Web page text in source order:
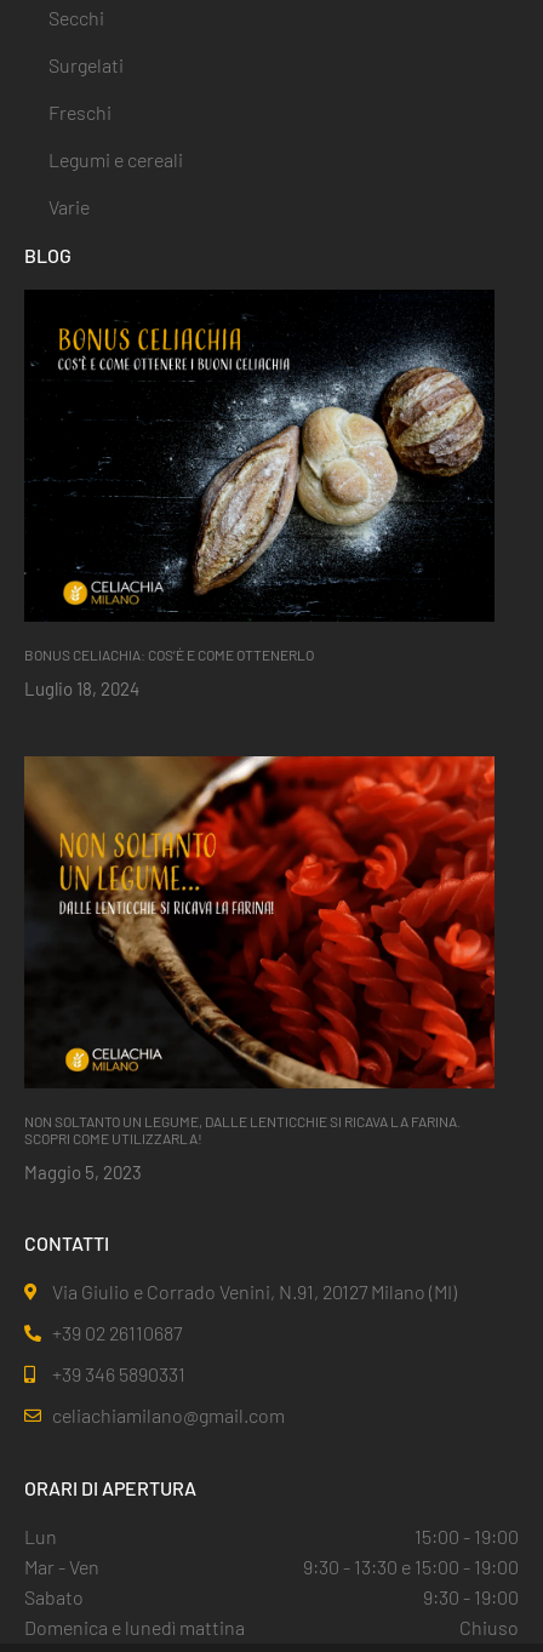
Secchi
Surgelati
Freschi
Legumi e cereali
Varie
BLOG
BONUS CELIACHIA: COS’È E COME OTTENERLO
Luglio 18, 2024
NON SOLTANTO UN LEGUME, DALLE LENTICCHIE SI RICAVA LA FARINA.
SCOPRI COME UTILIZZARLA!
Maggio 5, 2023
CONTATTI
Via Giulio e Corrado Venini, N.91, 20127 Milano (MI)
+39 02 26110687
+39 346 5890331
celiachiamilano@gmail.com
ORARI DI APERTURA
Lun
15:00 - 19:00
Mar - Ven
9:30 - 13:30 e 15:00 - 19:00
Sabato
9:30 - 19:00
Domenica e lunedì mattina
Chiuso